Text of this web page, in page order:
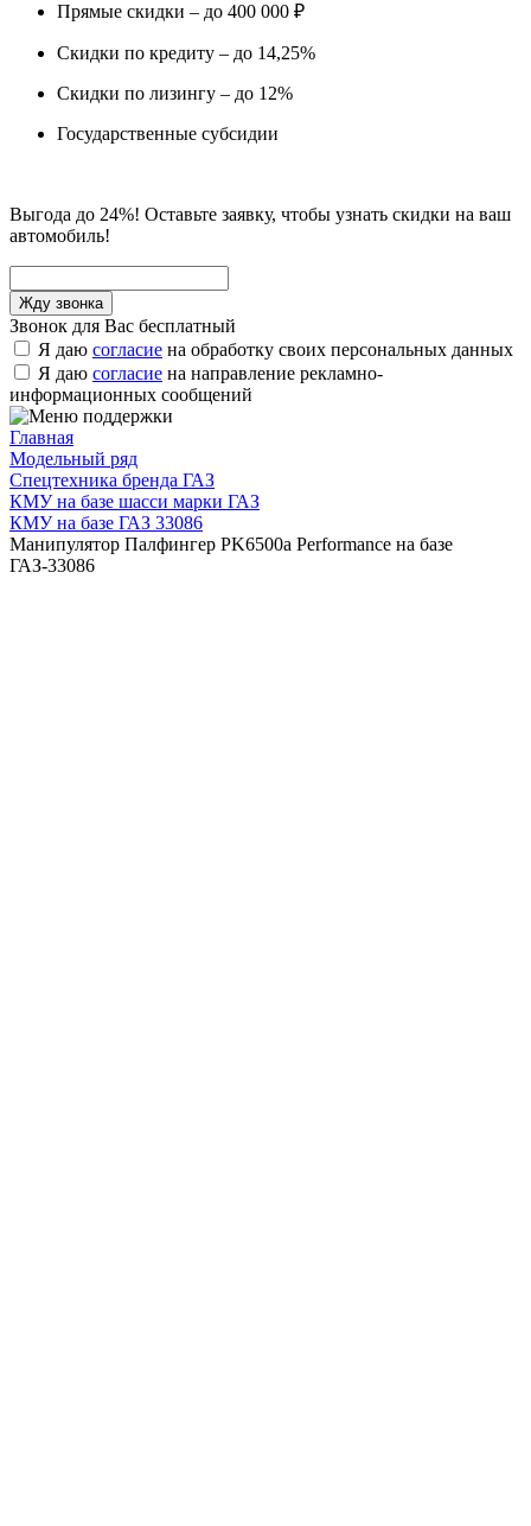
Прямые скидки – до 400 000 ₽
Скидки по кредиту – до 14,25%
Скидки по лизингу – до 12%
Государственные субсидии
Выгода до 24%! Оставьте заявку, чтобы узнать скидки на ваш
автомобиль!
Звонок для Вас бесплатный
Я даю согласие на обработку своих персональных данных
Я даю согласие на направление рекламно-
информационных сообщений
Главная
Модельный ряд
Спецтехника бренда ГАЗ
КМУ на базе шасси марки ГАЗ
КМУ на базе ГАЗ 33086
Манипулятор Палфингер PK6500а Performance на базе
ГАЗ-33086